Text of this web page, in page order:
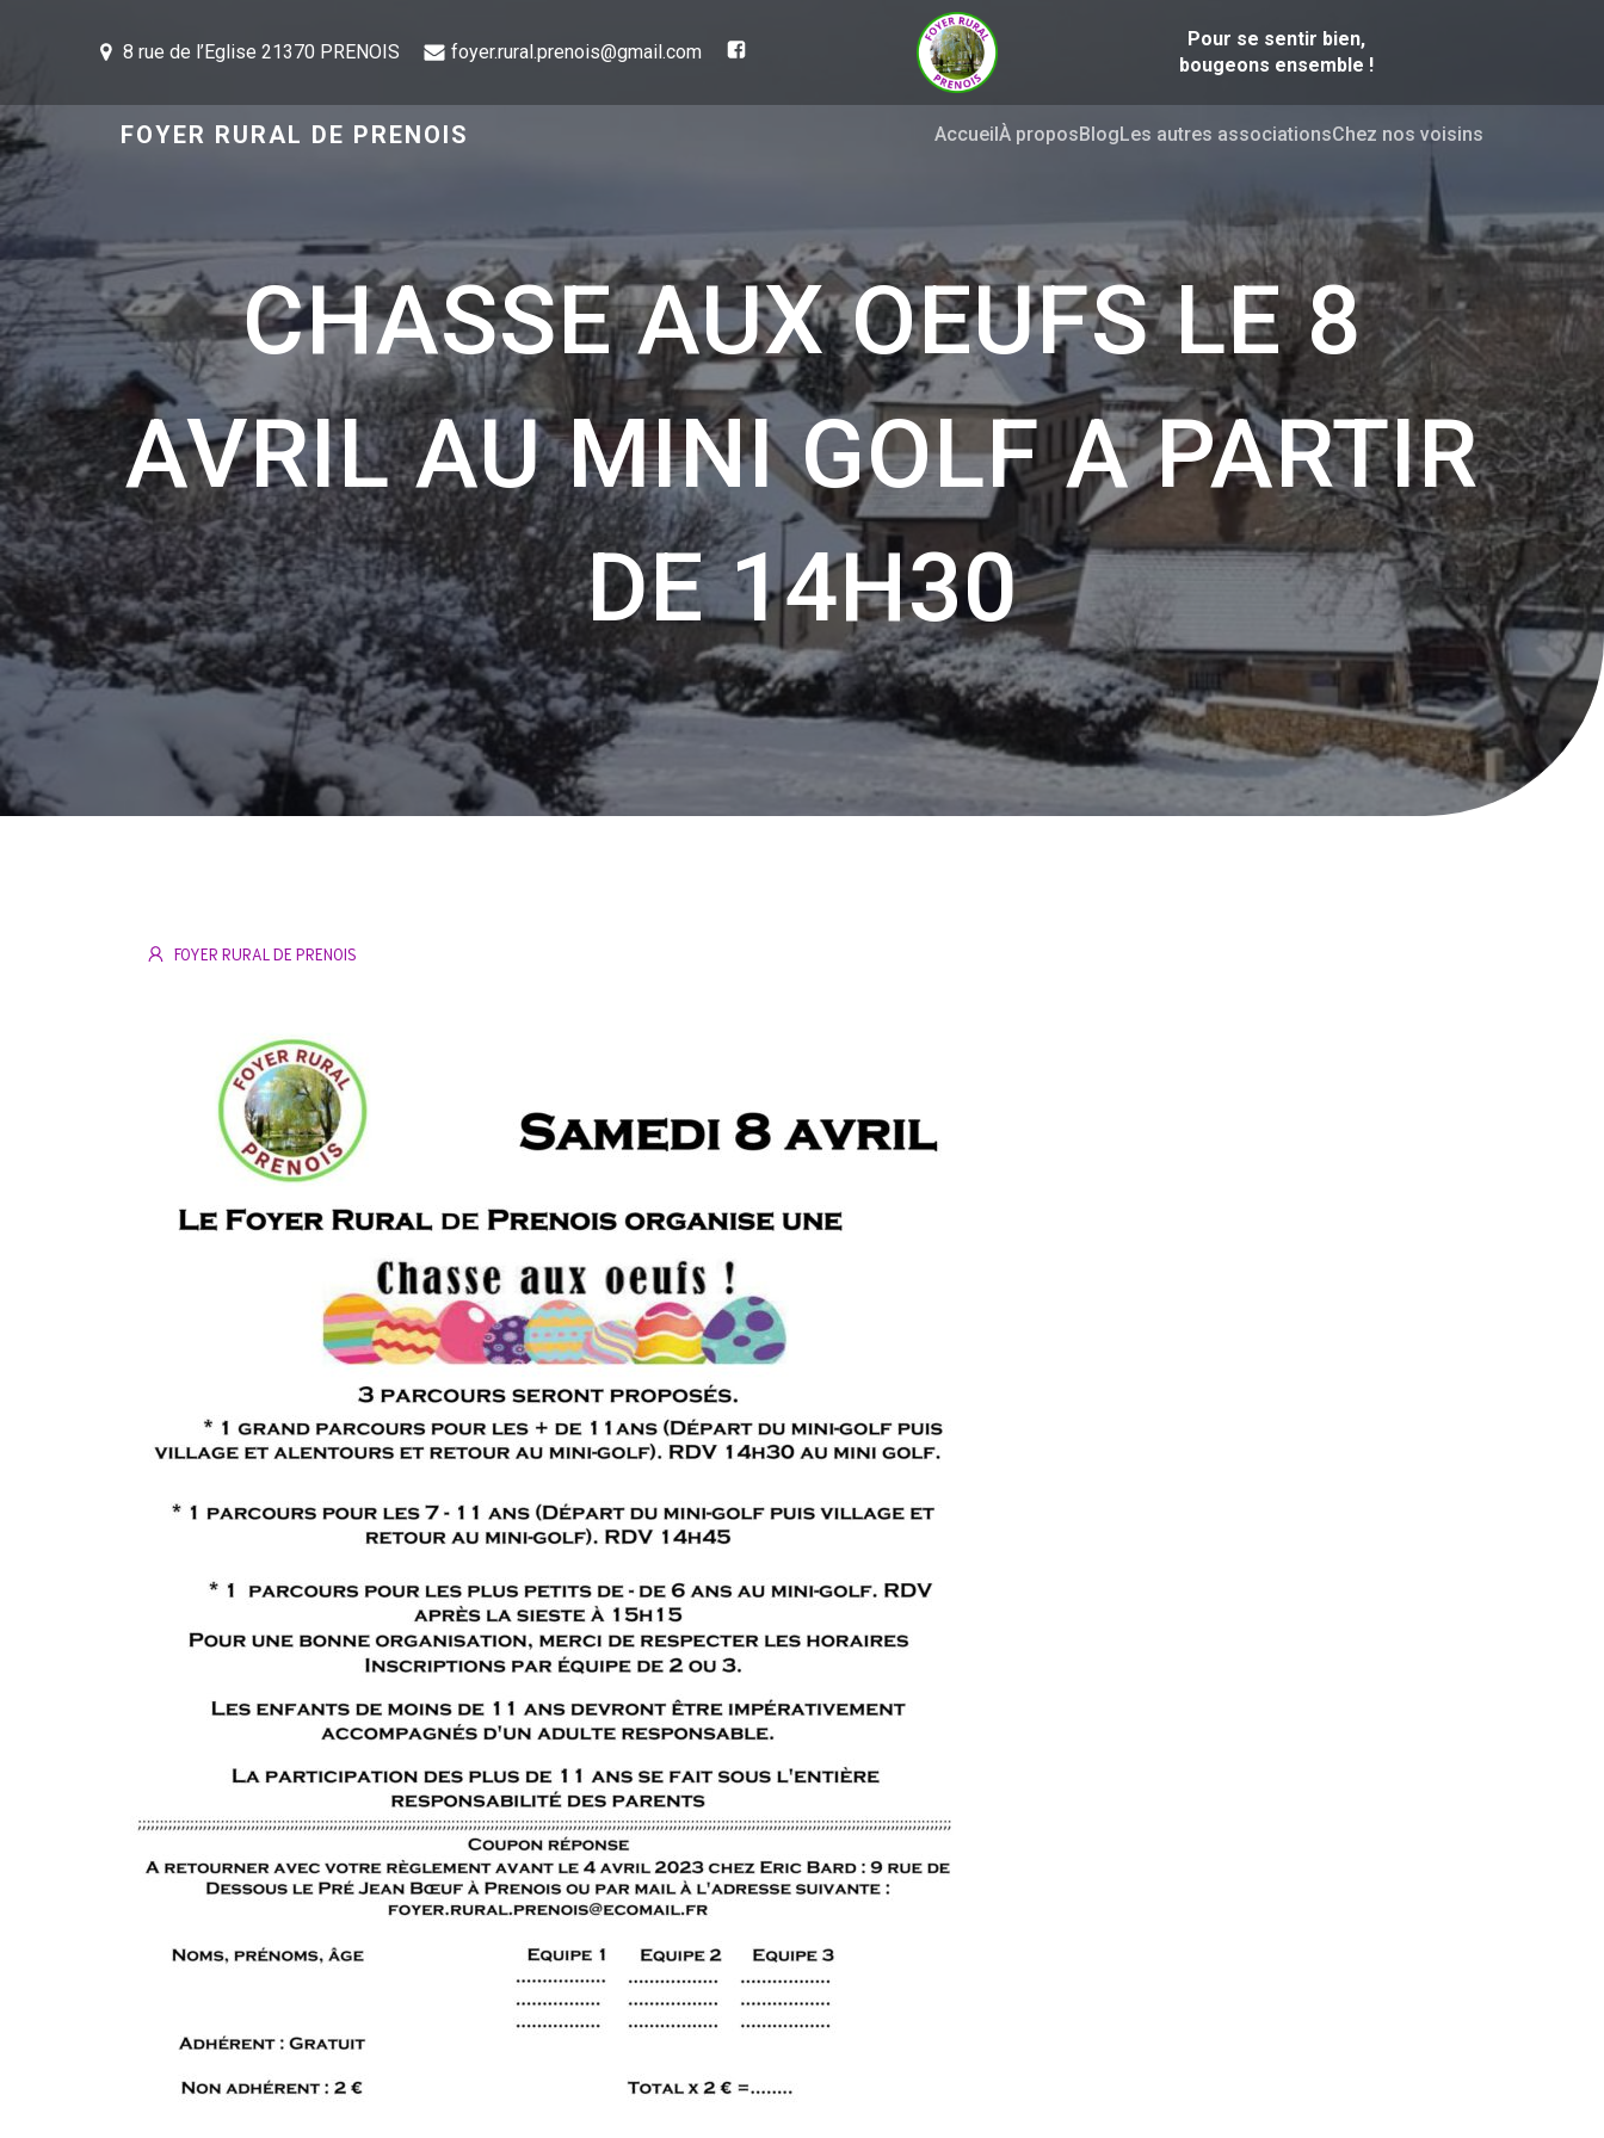
8 rue de l’Eglise 21370 PRENOIS foyer.rural.prenois@gmail.com
Pour se sentir bien,
bougeons ensemble !
FOYER RURAL DE PRENOIS AccueilÀ proposBlogLes autres associationsChez nos voisins
CHASSE AUX OEUFS LE 8
AVRIL AU MINI GOLF A PARTIR
DE 14H30
FOYER RURAL DE PRENOIS